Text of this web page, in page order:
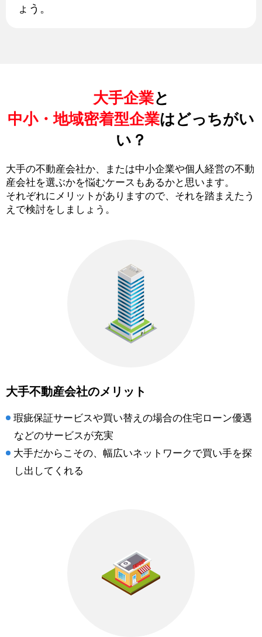
ょう。
大手企業と
中小・地域密着型企業はどっちがい
い？
大手の不動産会社か、または中小企業や個人経営の不動
産会社を選ぶかを悩むケースもあるかと思います。
それぞれにメリットがありますので、それを踏まえたう
えで検討をしましょう。
大手不動産会社のメリット
瑕疵保証サービスや買い替えの場合の住宅ローン優遇
などのサービスが充実
大手だからこその、幅広いネットワークで買い手を探
し出してくれる